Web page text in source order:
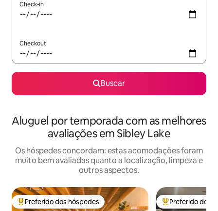
Check-in
Checkout
Buscar
Aluguel por temporada com as melhores
avaliações em Sibley Lake
Os hóspedes concordam: estas acomodações foram
muito bem avaliadas quanto a localização, limpeza e
outros aspectos.
Entre os melhores preferidos dos hóspedes
Preferido dos hóspedes Entre os
Preferido dos